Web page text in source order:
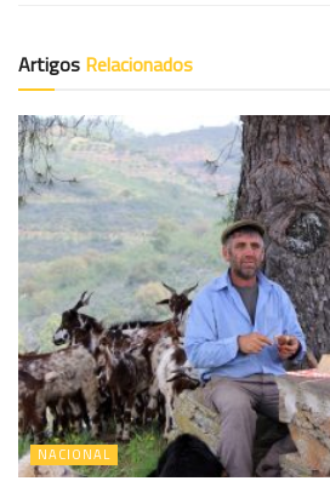
Artigos Relacionados
NACIONAL